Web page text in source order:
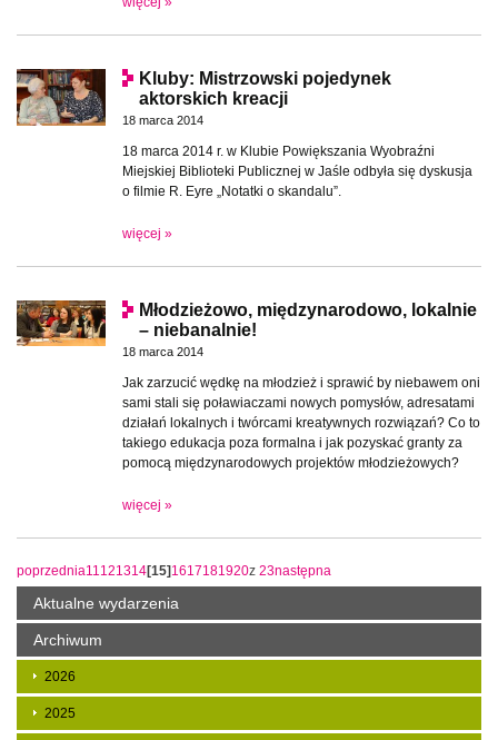
Kluby: Mistrzowski pojedynek
aktorskich kreacji
18 marca 2014
18 marca 2014 r. w Klubie Powiększania Wyobraźni
Miejskiej Biblioteki Publicznej w Jaśle odbyła się dyskusja
o filmie R. Eyre „Notatki o skandalu”.
więcej »
Młodzieżowo, międzynarodowo, lokalnie
– niebanalnie!
18 marca 2014
Jak zarzucić wędkę na młodzież i sprawić by niebawem oni
sami stali się poławiaczami nowych pomysłów, adresatami
działań lokalnych i twórcami kreatywnych rozwiązań? Co to
takiego edukacja poza formalna i jak pozyskać granty za
pomocą międzynarodowych projektów młodzieżowych?
więcej »
poprzednia11 121314[15]1617181920z 23następna
Aktualne wydarzenia
Archiwum
2026
2025